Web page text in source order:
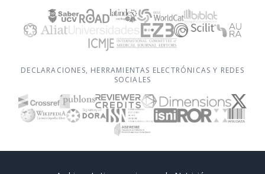
DECLARACIONES, HERRAMIENTAS ELECTRÓNICAS Y REDES
SOCIALES